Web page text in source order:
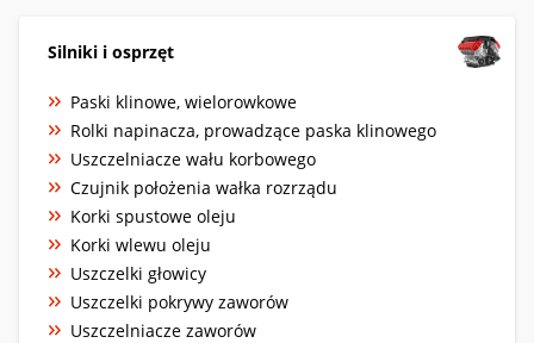
Silniki i osprzęt
Paski klinowe, wielorowkowe
Rolki napinacza, prowadzące paska klinowego
Uszczelniacze wału korbowego
Czujnik położenia wałka rozrządu
Korki spustowe oleju
Korki wlewu oleju
Uszczelki głowicy
Uszczelki pokrywy zaworów
Uszczelniacze zaworów